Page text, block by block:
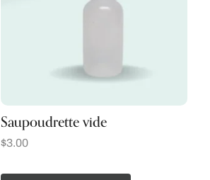
Saupoudrette vide
$3.00